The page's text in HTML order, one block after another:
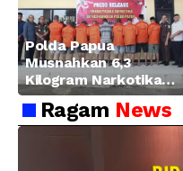
Polda Papua
Musnahkan 6,3
Kilogram Narkotika
Hasil Pengungkapan
Jaringan Lintas
Wilayah Februari 2026
Ragam News